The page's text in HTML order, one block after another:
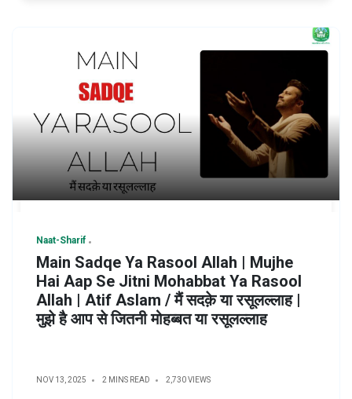
Naat-Sharif
Main Sadqe Ya Rasool Allah | Mujhe
Hai Aap Se Jitni Mohabbat Ya Rasool
Allah | Atif Aslam / मैं सदक़े या रसूलल्लाह |
मुझे है आप से जितनी मोहब्बत या रसूलल्लाह
NOV 13, 2025 2 MINS READ 2,730 VIEWS